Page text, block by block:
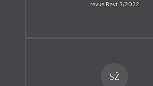
revue Ravt 3/2022
SŽ